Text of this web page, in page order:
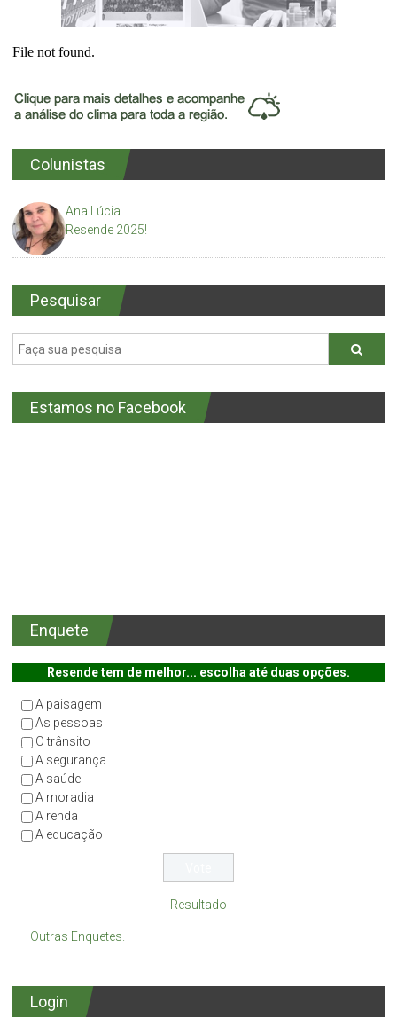
Colunistas
Ana Lúcia
Resende 2025!
Pesquisar
Estamos no Facebook
Enquete
Resende tem de melhor... escolha até duas opções.
A paisagem
As pessoas
O trânsito
A segurança
A saúde
A moradia
A renda
A educação
Resultado
Outras Enquetes.
Login